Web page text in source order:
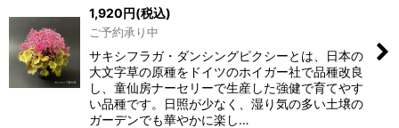
1,920円(税込)
ご予約承り中
サキシフラガ・ダンシングピクシーとは、日本の
大文字草の原種をドイツのホイガー社で品種改良
し、童仙房ナーセリーで生産した強健で育てやす
い品種です。日照が少なく、湿り気の多い土壌の
ガーデンでも華やかに楽し…